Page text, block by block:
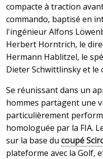
compacte à traction
commando, baptisé en
l'ingénieur Alfons
Herbert Horntrich, le
Hermann Hablitzel, le
Dieter Schwittlinsky et le
Se réunissant dans un
hommes partagent une
particulièrement
homologuée par la FIA.
sur la base du coupé
plateforme avec la Golf,